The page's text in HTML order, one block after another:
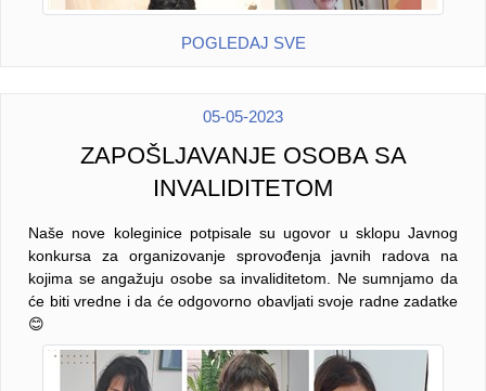
POGLEDAJ SVE
05-05-2023
ZAPOŠLJAVANJE OSOBA SA
INVALIDITETOM
Naše nove koleginice potpisale su ugovor u sklopu Javnog
konkursa za organizovanje sprovođenja javnih radova na
kojima se angažuju osobe sa invaliditetom. Ne sumnjamo da
će biti vredne i da će odgovorno obavljati svoje radne zadatke
😊